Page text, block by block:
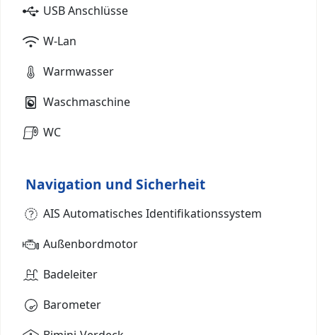
USB Anschlüsse
W-Lan
Warmwasser
Waschmaschine
WC
Navigation und Sicherheit
AIS Automatisches Identifikationssystem
Außenbordmotor
Badeleiter
Barometer